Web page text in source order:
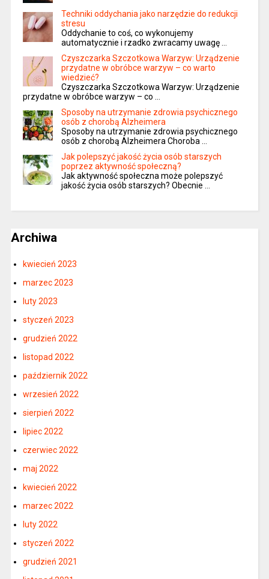
Techniki oddychania jako narzędzie do redukcji
stresu
Oddychanie to coś, co wykonujemy
automatycznie i rzadko zwracamy uwagę …
Czyszczarka Szczotkowa Warzyw: Urządzenie
przydatne w obróbce warzyw – co warto
wiedzieć?
Czyszczarka Szczotkowa Warzyw: Urządzenie
przydatne w obróbce warzyw – co …
Sposoby na utrzymanie zdrowia psychicznego
osób z chorobą Alzheimera
Sposoby na utrzymanie zdrowia psychicznego
osób z chorobą Alzheimera Choroba …
Jak polepszyć jakość życia osób starszych
poprzez aktywność społeczną?
Jak aktywność społeczna może polepszyć
jakość życia osób starszych? Obecnie …
Archiwa
kwiecień 2023
marzec 2023
luty 2023
styczeń 2023
grudzień 2022
listopad 2022
październik 2022
wrzesień 2022
sierpień 2022
lipiec 2022
czerwiec 2022
maj 2022
kwiecień 2022
marzec 2022
luty 2022
styczeń 2022
grudzień 2021